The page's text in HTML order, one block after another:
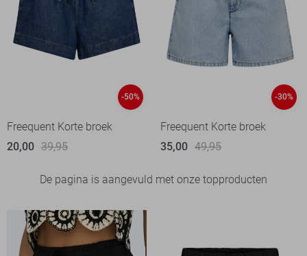
-50%
Freequent Korte broek
20,00 39,95
-30%
Freequent Korte broek
35,00 49,95
De pagina is aangevuld met onze topproducten